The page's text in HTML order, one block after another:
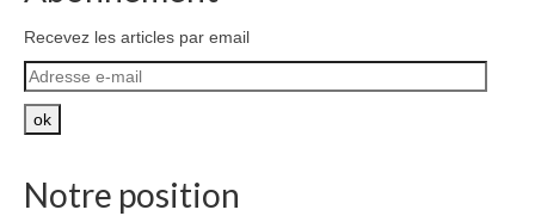
Recevez les articles par email
Adresse
e-
mail
ok
Notre position